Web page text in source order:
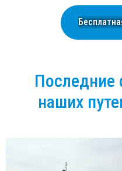
Последние
наших